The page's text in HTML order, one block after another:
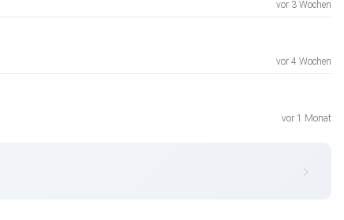
vor 3 Wochen
vor 4 Wochen
vor 1 Monat